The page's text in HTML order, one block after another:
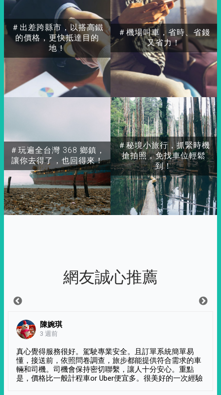
＃出差跨縣市，以搭高鐵
的價格，更快抵達目的
地！
＃玩遍全台灣 368 鄉鎮，
讓你去得了，也回得來！
＃秘境小旅行，抓緊時機
搶拍照，免找車位輕鬆
到！
＃機場叫車，省時、省錢
又省力！
網友誠心推薦
陳婉琪
3 週前
真心覺得服務很好。駕駛專業安全。且訂單系統簡單易
懂，接送前，依照問卷調查，旅步都能提供符合需求的車
輛和司機。司機會保持密切聯繫，讓人十分安心。重點
是，價格比一般計程車or Uber便宜多。很美好的一次經驗